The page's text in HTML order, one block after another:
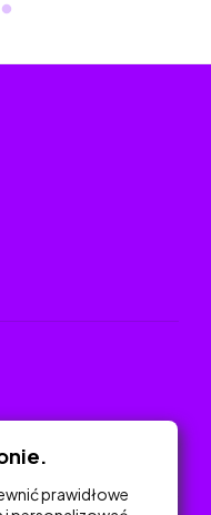
prawidłowe